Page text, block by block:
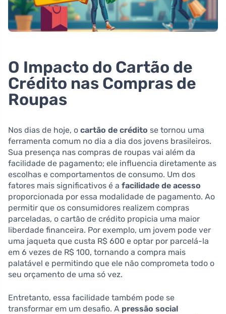
O Impacto do Cartão de
Crédito nas Compras de
Roupas
Nos dias de hoje, o cartão de crédito se tornou uma
ferramenta comum no dia a dia dos jovens brasileiros.
Sua presença nas compras de roupas vai além da
facilidade de pagamento; ele influencia diretamente as
escolhas e comportamentos de consumo. Um dos
fatores mais significativos é a facilidade de acesso
proporcionada por essa modalidade de pagamento. Ao
permitir que os consumidores realizem compras
parceladas, o cartão de crédito propicia uma maior
liberdade financeira. Por exemplo, um jovem pode ver
uma jaqueta que custa R$ 600 e optar por parcelá-la
em 6 vezes de R$ 100, tornando a compra mais
palatável e permitindo que ele não comprometa todo o
seu orçamento de uma só vez.
Entretanto, essa facilidade também pode se
transformar em um desafio. A pressão social